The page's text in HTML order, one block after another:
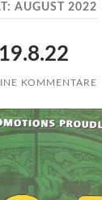
AUGUST 2022
KOMMENTARE